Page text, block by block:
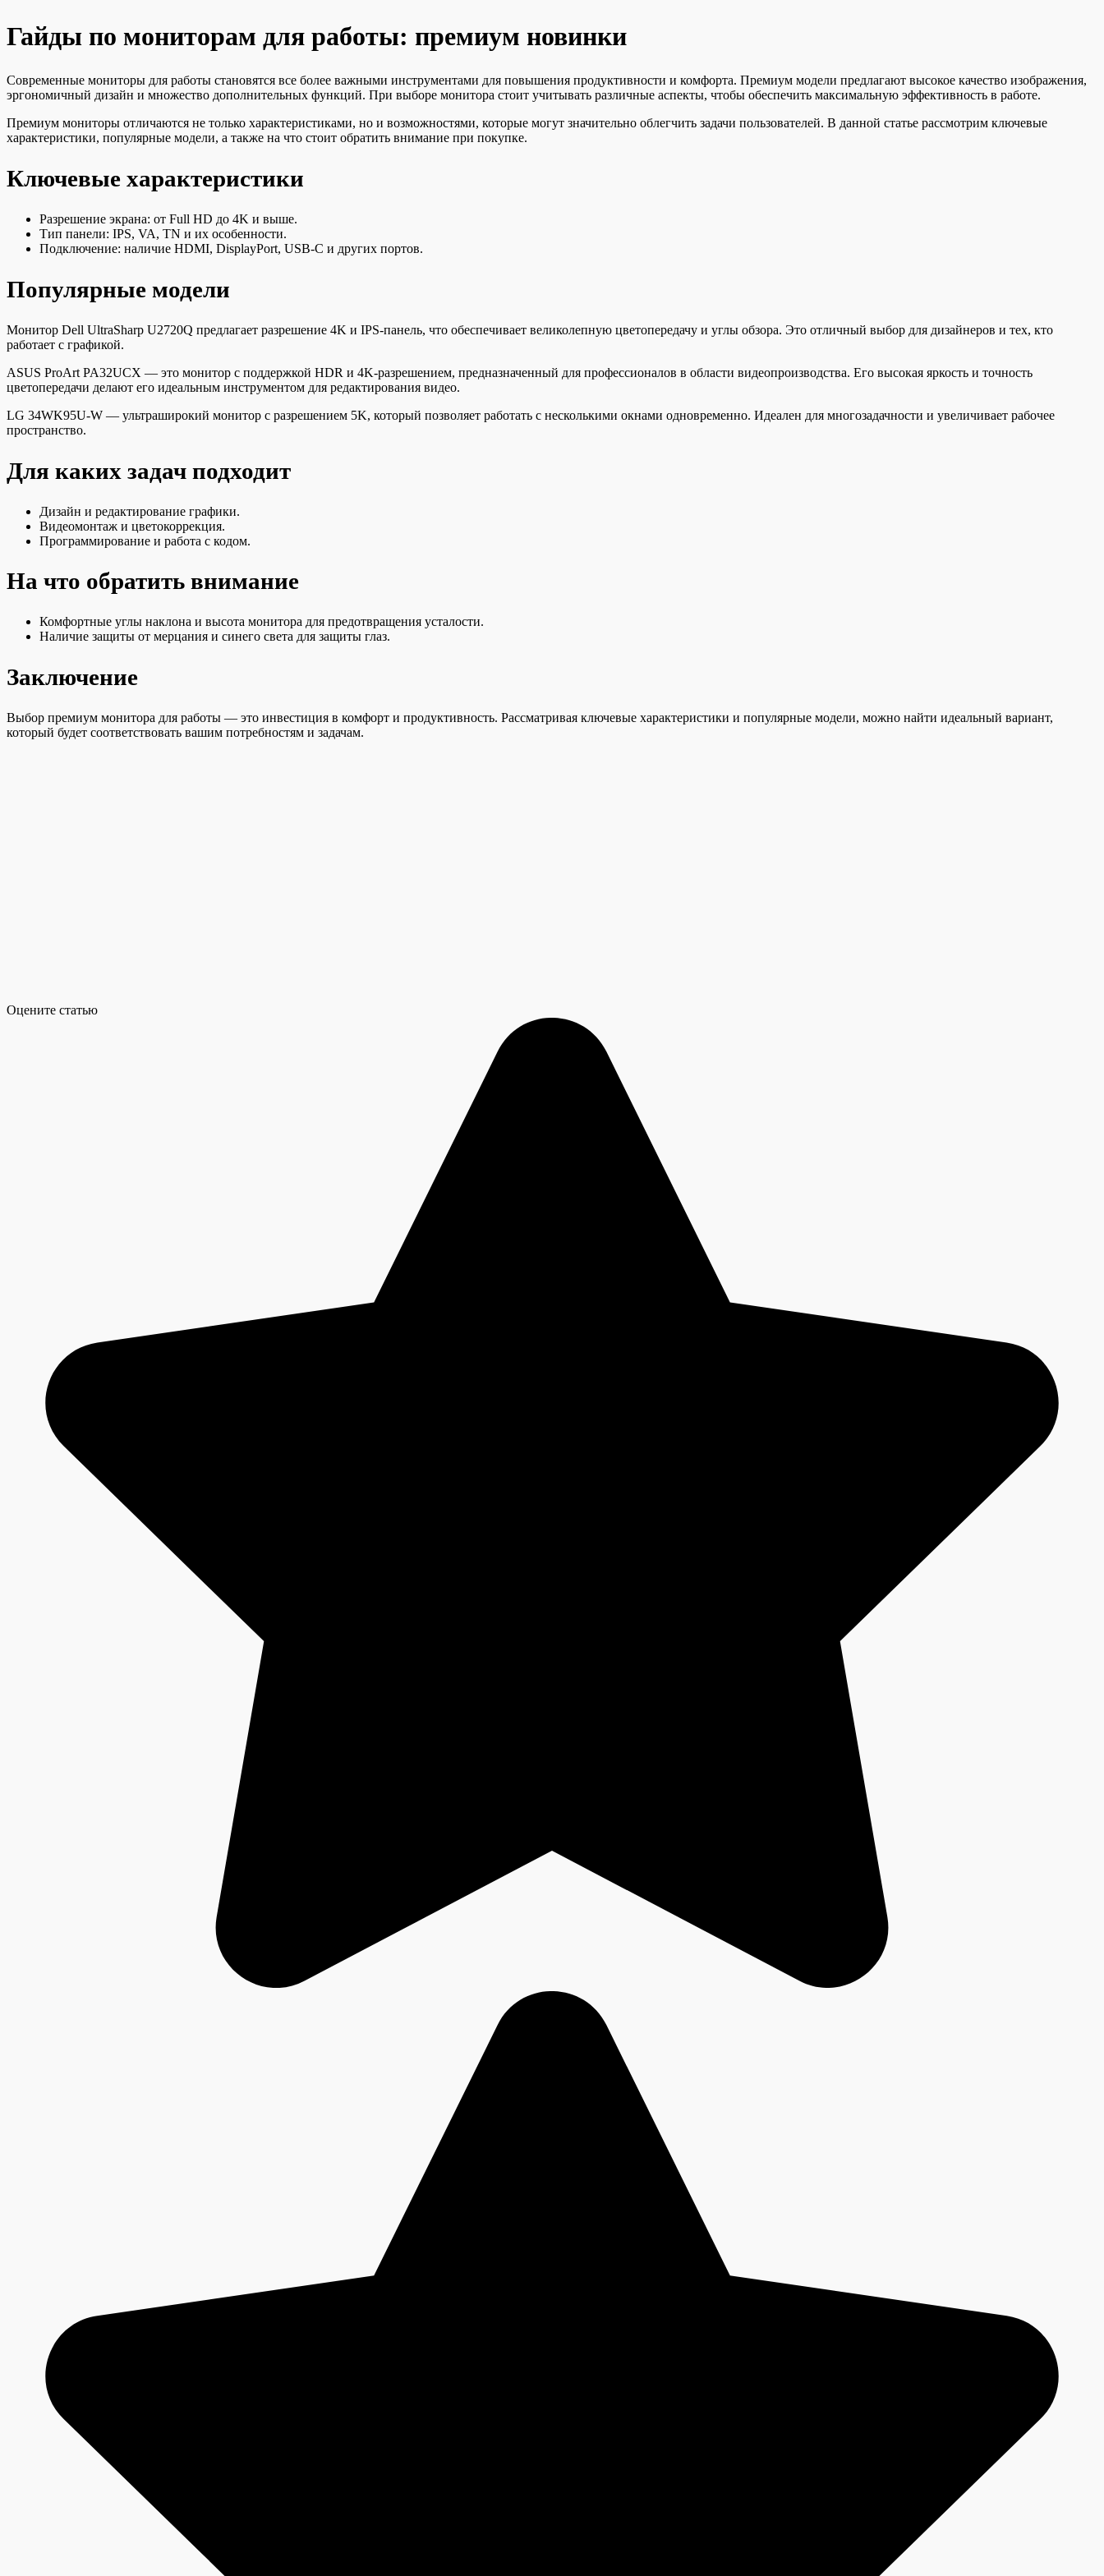
Гайды по мониторам для работы: премиум новинки
Современные мониторы для работы становятся все более важными инструментами для повышения продуктивности и комфорта. Премиум модели предлагают высокое качество изображения,
эргономичный дизайн и множество дополнительных функций. При выборе монитора стоит учитывать различные аспекты, чтобы обеспечить максимальную эффективность в работе.
Премиум мониторы отличаются не только характеристиками, но и возможностями, которые могут значительно облегчить задачи пользователей. В данной статье рассмотрим ключевые
характеристики, популярные модели, а также на что стоит обратить внимание при покупке.
Ключевые характеристики
Разрешение экрана: от Full HD до 4K и выше.
Тип панели: IPS, VA, TN и их особенности.
Подключение: наличие HDMI, DisplayPort, USB-C и других портов.
Популярные модели
Монитор Dell UltraSharp U2720Q предлагает разрешение 4K и IPS-панель, что обеспечивает великолепную цветопередачу и углы обзора. Это отличный выбор для дизайнеров и тех, кто
работает с графикой.
ASUS ProArt PA32UCX — это монитор с поддержкой HDR и 4K-разрешением, предназначенный для профессионалов в области видеопроизводства. Его высокая яркость и точность
цветопередачи делают его идеальным инструментом для редактирования видео.
LG 34WK95U-W — ультраширокий монитор с разрешением 5K, который позволяет работать с несколькими окнами одновременно. Идеален для многозадачности и увеличивает рабочее
пространство.
Для каких задач подходит
Дизайн и редактирование графики.
Видеомонтаж и цветокоррекция.
Программирование и работа с кодом.
На что обратить внимание
Комфортные углы наклона и высота монитора для предотвращения усталости.
Наличие защиты от мерцания и синего света для защиты глаз.
Заключение
Выбор премиум монитора для работы — это инвестиция в комфорт и продуктивность. Рассматривая ключевые характеристики и популярные модели, можно найти идеальный вариант,
который будет соответствовать вашим потребностям и задачам.
Оцените статью